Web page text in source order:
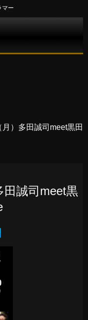
マー
）多田誠司meet黒田
田誠司meet黒